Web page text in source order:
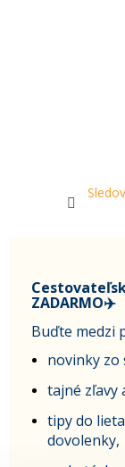
ZADARMO✈️
Buďte medzi
novinky zo
tajné zľavy
tipy do
dovolenky,